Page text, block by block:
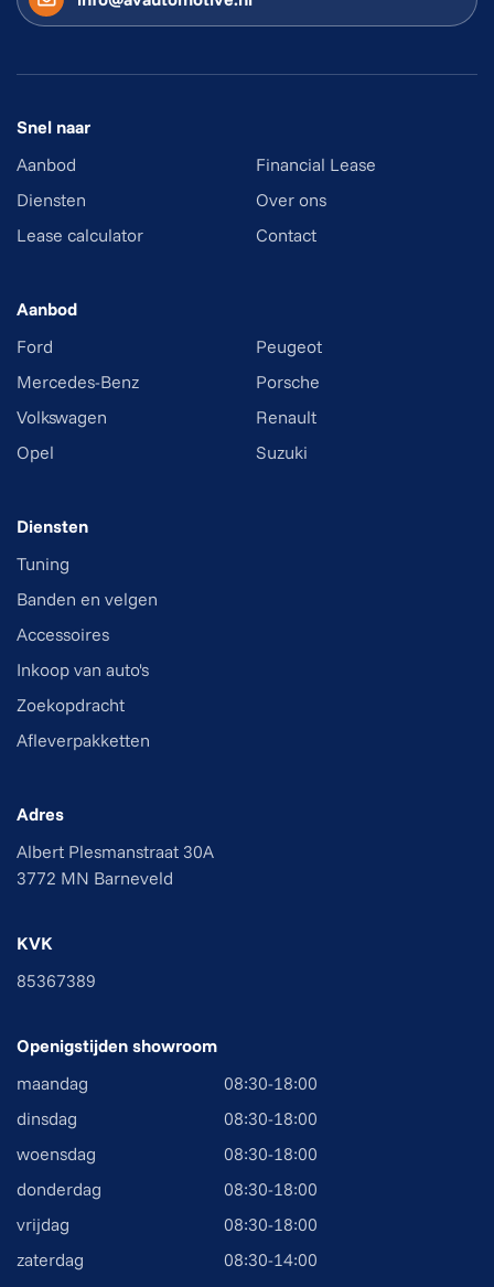
Snel naar
Aanbod
Diensten
Lease calculator
Financial Lease
Over ons
Contact
Aanbod
Ford
Mercedes-Benz
Volkswagen
Opel
Peugeot
Porsche
Renault
Suzuki
Diensten
Tuning
Banden en velgen
Accessoires
Inkoop van auto's
Zoekopdracht
Afleverpakketten
Adres
Albert Plesmanstraat 30A
3772 MN Barneveld
KVK
85367389
Openigstijden showroom
maandag
08:30-18:00
dinsdag
08:30-18:00
woensdag
08:30-18:00
donderdag
08:30-18:00
vrijdag
08:30-18:00
zaterdag
08:30-14:00